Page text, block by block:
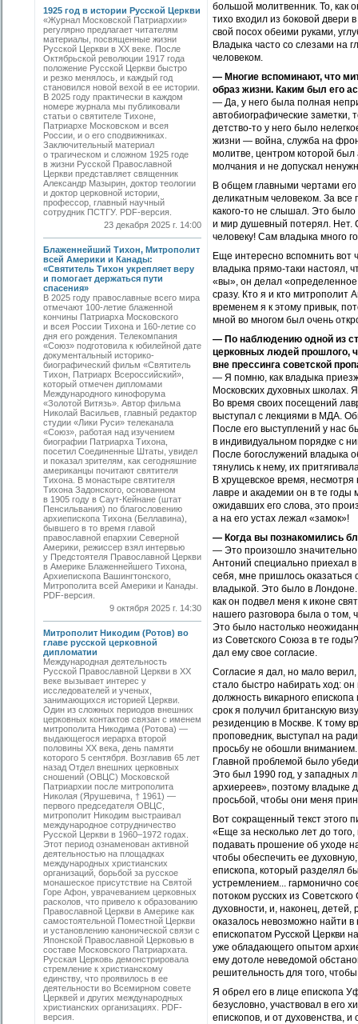
1925 год в истории Русской Церкви
«Журнал Московской Патриархии»
регулярно предлагает читателям
материалы, посвященные жизни
Русской Церкви в ХХ веке. После
Октябрьской революции 1917 года
положение Русской Церкви быстро
и резко менялось, и каждый год
становился новой вехой в ее истории.
В 2025 году практически в каждом
номере журнала мы публиковали
статьи о святителе Тихоне,
Патриархе Московском и всея
России, и о его сподвижниках.
Заключительный материал
о трагическом и сложном 1925 годе
в жизни Русской Православной
Церкви представляет священник
Александр Мазырин, доктор теологии
и доктор церковной истории,
профессор, главный научный
сотрудник ПСТГУ. PDF-версия.
23 декабря 2025 г. 14:00
Блаженнейший Тихон, Митрополит
всей Америки и Канады:
«Святитель Тихон укрепляет веру
и помогает держаться пути
спасения»
В 2025 году православные всего мира
отмечают 100-летие блаженной
кончины Патриарха Московского
и всея России Тихона и 160-летие со
дня его рождения. Телекомпания
«Союз» подготовила к юбилейной дате
документальный историко-
биографический фильм «Святитель
Тихон, Патриарх Всероссийский»,
который отмечен дипломами
Международного кинофорума
«Золотой Витязь». Автор фильма
Николай Васильев, главный редактор
студии «Лики Руси» телеканала
«Союз», работая над изучением
биографии Патриарха Тихона,
посетил Соединенные Штаты, увидел
и показал зрителям, как сегодняшние
американцы почитают святителя
Тихона. В монастыре святителя
Тихона Задонского, основанном
в 1905 году в Саут-Кейнане (штат
Пенсильвания) по благословению
архиепископа Тихона (Беллавина),
бывшего в то время главой
православной епархии Северной
Америки, режиссер взял интервью
у Предстоятеля Православной Церкви
в Америке Блаженнейшего Тихона,
Архиепископа Вашингтонского,
Митрополита всей Америки и Канады.
PDF-версия.
9 октября 2025 г. 14:30
Митрополит Никодим (Ротов) во
главе русской церковной
дипломатии
Международная деятельность
Русской Православной Церкви в ХХ
веке вызывает интерес у
исследователей и ученых,
занимающихся историей Церкви.
Один из сложных периодов внешних
церковных контактов связан с именем
митрополита Никодима (Ротова) —
выдающегося иерарха второй
половины ХХ века, день памяти
которого 5 сентября. Возглавив 65 лет
назад Отдел внешних церковных
сношений (ОВЦС) Московской
Патриархии после митрополита
Николая (Ярушевича, † 1961) —
первого председателя ОВЦС,
митрополит Никодим выстраивал
международное сотрудничество
Русской Церкви в 1960–1972 годах.
Этот период ознаменован активной
деятельностью на площадках
международных христианских
организаций, борьбой за русское
монашеское присутствие на Святой
Горе Афон, уврачеванием церковных
расколов, что привело к образованию
Православной Церкви в Америке как
самостоятельной Поместной Церкви
и установлению канонической связи с
Японской Православной Церковью в
составе Московского Патриархата.
Русская Церковь демонстрировала
стремление к христианскому
единству, что проявилось в ее
деятельности во Всемирном совете
Церквей и других международных
христианских организациях. PDF-
версия.
большой молитвенник. То, как
тихо входил из боковой двери
свой посох обеими руками,
Владыка часто со слезами на
человеком.
— Многие вспоминают, что
образ жизни. Каким был его
— Да, у него была полная
автобиографические заметки,
детство-то у него было
жизни — война, служба на
молитве, центром которой
молчания и не допускал
В общем главными чертами
деликатным человеком. За все
какого-то не слышал. Это было
и мир душевный потерял. Нет.
человеку! Сам владыка много
Еще интересно вспомнить вот
владыка прямо-таки настоял,
«вы», он делал «определенное
сразу. Кто я и кто митрополит
временем я к этому привык,
мной во многом был очень
— По наблюдению одной из
церковных людей прошлого,
вне прессинга советской
— Я помню, как владыка
Московских духовных школах.
Во время своих посещений
выступал с лекциями в МДА.
После его выступлений у нас
в индивидуальном порядке с
После богослужений владыка
тянулись к нему, их
В хрущевское время,
лавре и академии он в те
ожидавших его слова, это
а на его устах лежал «замок»!
— Когда вы познакомились
— Это произошло значительно
Антоний специально приехал
себя, мне пришлось
владыкой. Это было в
как он подвел меня к иконе
нашего разговора была о том,
Это было настолько
из Советского Союза в те
дал ему свое согласие.
Согласие я дал, но мало
стало быстро набирать ход:
должность викарного
срок я получил британскую
резиденцию в Москве. К тому
проповедник, выступал на
просьбу не обошли
Главной проблемой было
Это был 1990 год, у западных
архиереев», поэтому владыке
просьбой, чтобы они меня
Вот сокращенный текст этого
«Еще за несколько лет до
подавать прошение об уходе
чтобы обеспечить ее
епископа, который разделял
устремлением... гармонично
потоком русских из
духовности, и, наконец,
оказалось невозможно найти
епископатом Русской Церкви
уже обладающего опытом
ему дотоле неведомой
решительность для того,
Я обрел его в лице епископа
безусловно, участвовал в его
епископов, и от духовенства,